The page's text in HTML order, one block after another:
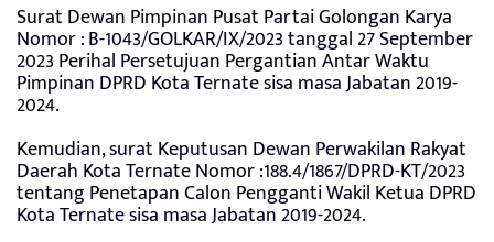
Surat Dewan Pimpinan Pusat Partai Golongan Karya
Nomor : B-1043/GOLKAR/IX/2023 tanggal 27 September
2023 Perihal Persetujuan Pergantian Antar Waktu
Pimpinan DPRD Kota Ternate sisa masa Jabatan 2019-
2024.
Kemudian, surat Keputusan Dewan Perwakilan Rakyat
Daerah Kota Ternate Nomor :188.4/1867/DPRD-KT/2023
tentang Penetapan Calon Pengganti Wakil Ketua DPRD
Kota Ternate sisa masa Jabatan 2019-2024.